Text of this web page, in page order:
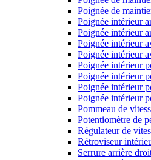
Poignée de
Poignée intérieur
Poignée intérieur
Poignée intérieur
Poignée intérieur
Poignée intérieur
Poignée intérieur
Poignée intérieur
Poignée intérieur
Pommeau de
Potentiomètre de
Régulateur de
Rétroviseur
Serrure arrière